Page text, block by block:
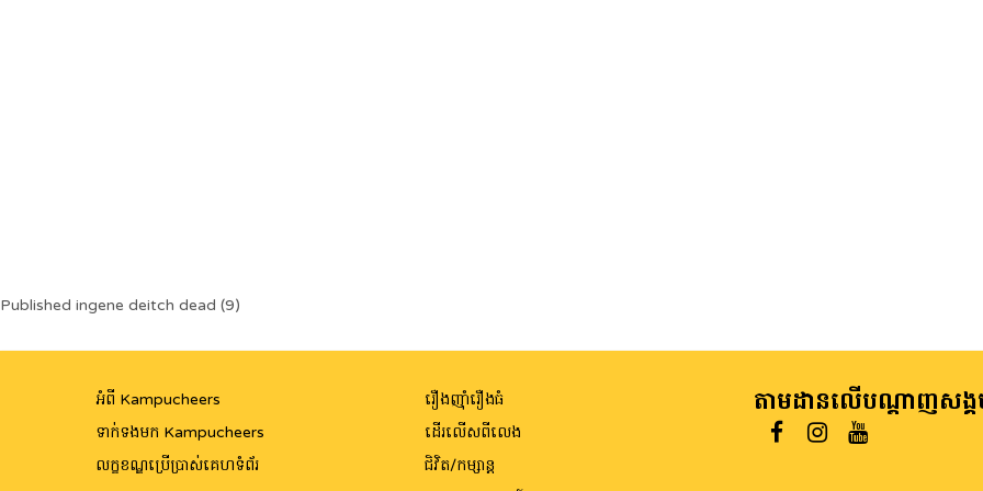
Post
navigation
Published ingene deitch dead (9)
អំពី Kampucheers
ទាក់ទងមក Kampucheers
លក្ខខណ្ឌប្រើប្រាស់គេហទំព័រ
រឿងញ៉ាំរឿងធំ
ដើរលើសពីលេង
ជិវិត/កម្សាន្ត
តាមដានលើបណ្តាញសង្